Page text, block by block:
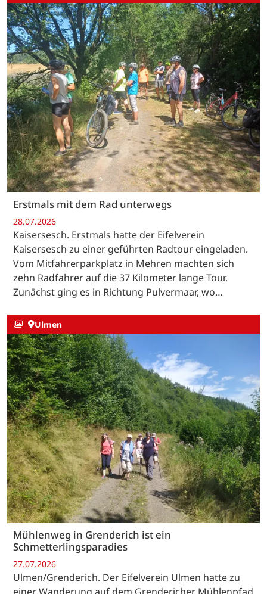
Erstmals mit dem Rad unterwegs
28.07.2026
Kaisersesch. Erstmals hatte der Eifelverein
Kaisersesch zu einer geführten Radtour eingeladen.
Vom Mitfahrerparkplatz in Mehren machten sich
zehn Radfahrer auf die 37 Kilometer lange Tour.
Zunächst ging es in Richtung Pulvermaar, wo…
Ulmen
Mühlenweg in Grenderich ist ein
Schmetterlingsparadies
27.07.2026
Ulmen/Grenderich. Der Eifelverein Ulmen hatte zu